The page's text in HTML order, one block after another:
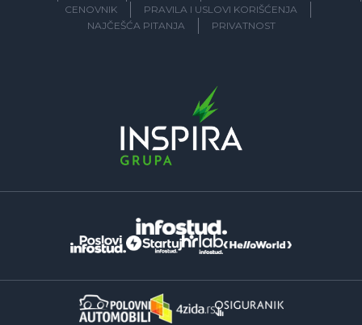
CENOVNIK
PRAVILA I USLOVI KORIŠĆENJA
NAJČEŠĆA PITANJA
PRIVATNOST